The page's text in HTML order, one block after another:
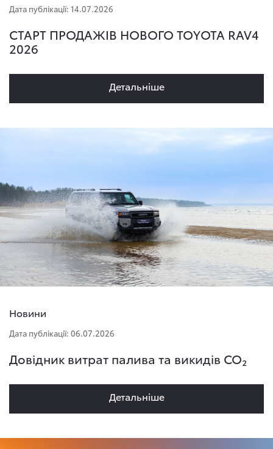
Дата публікації: 14.07.2026
СТАРТ ПРОДАЖІВ НОВОГО TOYOTA RAV4
2026
Детальнiше
Новини
Дата публікації: 06.07.2026
Довідник витрат палива та викидів CO₂
Детальнiше